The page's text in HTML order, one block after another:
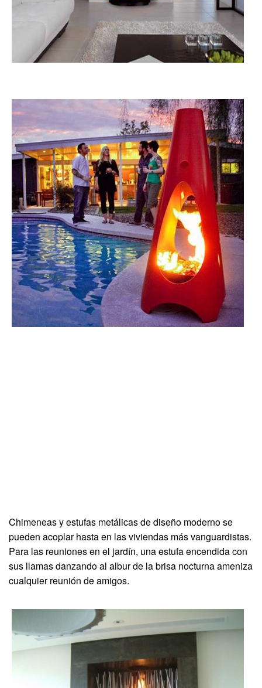
Chimeneas y estufas metálicas de diseño moderno se
pueden acoplar hasta en las viviendas más vanguardistas.
Para las reuniones en el jardín, una estufa encendida con
sus llamas danzando al albur de la brisa nocturna ameniza
cualquier reunión de amigos.